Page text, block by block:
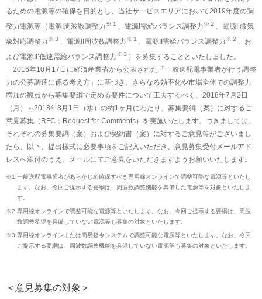
るための電源等の確保を目的とし、当社サービスエリアにおいて2019年度の調
整力電源等（電源I周波数調整力※１ 、電源I需給バランス調整力※２ 、電源I’厳気
象対応調整力※３ 、電源II周波数調整力※１ 、電源II需給バランス調整力※２ 、お
よび電源II’低速需給バランス調整力※３ ）を募集することといたしました。
2016年10月17日に経済産業省から公表された「一般送配電事業者が行う調整
力の公募調達に係る考え方」に基づき、さらなる効率化や市場全体での調整力
増加の観点から募集要綱で定める要件について工夫するべく、2018年7月2日
（月）～2018年8月1日（水）の約1ヶ月にわたり、募集要綱（案）に対するご
意見募集（RFC：Request for Comments）を実施いたします。つきましては、
それぞれの募集要綱（案）および契約書（案）に対するご意見等がございまし
たら、以下、提出様式に必要事項をご記入いただき、意見募集受付メールアド
レスへ添付のうえ、メールにてご意見をいただきますようお願いいたします。
※1:一般送配電事業者があらかじめ確保すべき専用線オンラインで調整可能な電源等といたし
ます。なお、今回ご提示する要綱は、周波数調整機能を具備した電源等を対象といたしま
す。
※2:専用線オンラインで調整可能な電源等といたします。なお、今回ご提示する要綱は、周波
数調整希望を具備していない電源等も募集の対象といたします。
※3:専用線オンラインまたは簡易指令システムで調整可能な電源等といたします。なお、今回
ご提示する要綱は、周波数調整機能を具備していない電源等も募集の対象といたします。
＜意見募集の対象＞